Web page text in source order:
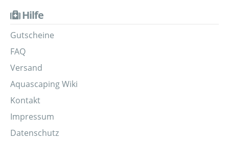
Hilfe
Gutscheine
FAQ
Versand
Aquascaping Wiki
Kontakt
Impressum
Datenschutz